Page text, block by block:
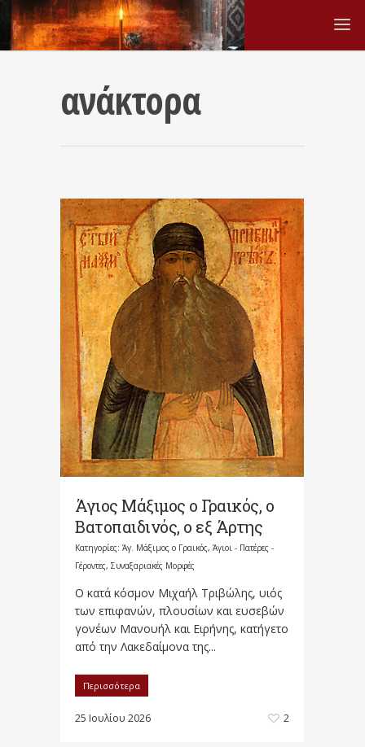
ανάκτορα
Άγιος Μάξιμος ο Γραικός, ο
Βατοπαιδινός, ο εξ Άρτης
Κατηγορίες: Άγ. Μάξιμος ο Γραικός, Άγιοι - Πατέρες -
Γέροντες, Συναξαριακές Μορφές
Ο κατά κόσμον Μιχαήλ Τριβώλης, υιός
των επιφανών, πλουσίων και ευσεβών
γονέων Μανουήλ και Ειρήνης, κατήγετο
από την Λακεδαίμονα της...
Περισσότερα
25 Ιουλίου 2026 2